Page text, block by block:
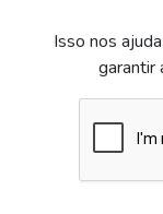
Isso nos
garantir